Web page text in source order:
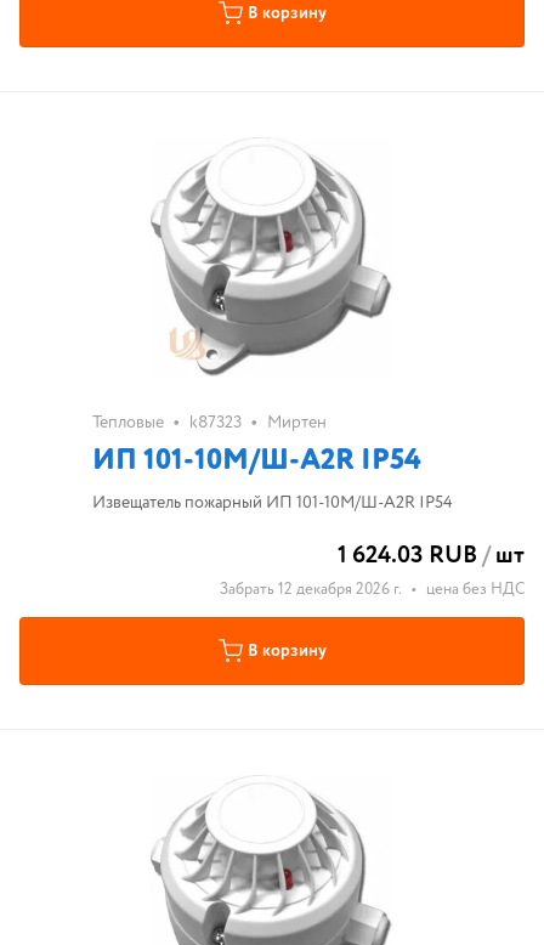
В корзину
Тепловые • k87323 • Миртен
ИП 101-10М/Ш-A2R IP54
Извещатель пожарный ИП 101-10М/Ш-A2R IP54
1 624.03 RUB/шт
Забрать 12 декабря 2026 г. • цена без НДС
В корзину